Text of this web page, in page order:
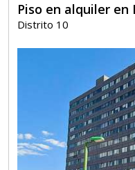
Piso en alquiler en
Distrito 10